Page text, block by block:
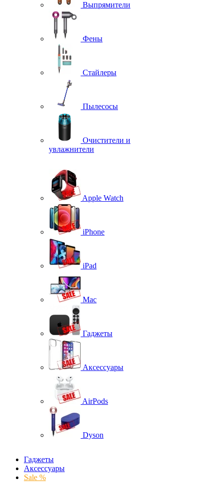
Выпрямители
Фены
Стайлеры
Пылесосы
Очистители и
увлажнители
Apple Watch
iPhone
iPad
Mac
Гаджеты
Аксессуары
AirPods
Dyson
Гаджеты
Аксессуары
Sale %